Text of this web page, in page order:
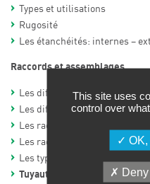
Types et utilisations
Rugosité
Les étanchéités: internes –
Raccords et assemblages
Les différents modes
Les différents types de
Les raccordements Brides,
Les raccords: SMS, DIN,
Les types de soudage
Tuyauteries
This site uses
control over
OK,